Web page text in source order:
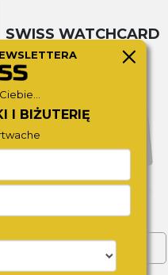
SWISS WATCHCARD
ZOBACZ WIĘCEJ
I BIŻUTERIĘ